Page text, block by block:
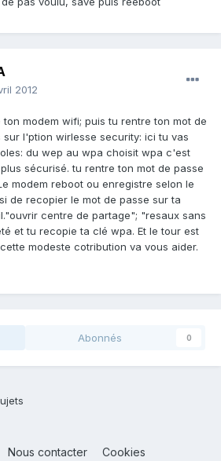
2012
modem wifi; puis tu rentre ton mot de
sur l'ption wirlesse security: ici tu vas
du wep au wpa choisit wpa c'est
sécurisé. tu rentre ton mot de passe
modem reboot ou enregistre selon le
de recopier le mot de passe sur ta
centre de partage"; "resaux sans
et tu recopie ta clé wpa. Et le tour est
modeste cotribution va vous aider.
Abonnés 0
Nous contacter Cookies